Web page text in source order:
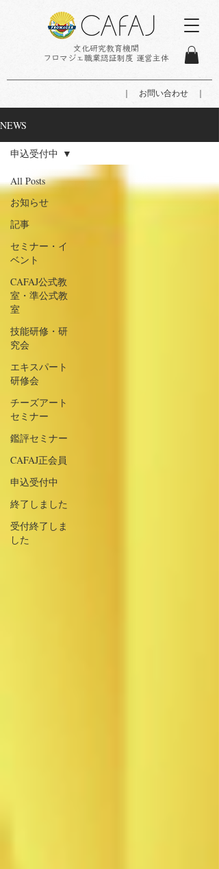
｜ お問い合わせ ｜
文化研究教育機関
フロマジェ職業認証制度 運営主体
NEWS
All Posts
お知らせ
記事
セミナー・イ
ベント
CAFAJ公式教
室・準公式教
室
技能研修・研
究会
エキスパート
研修会
チーズアート
セミナー
鑑評セミナー
CAFAJ正会員
申込受付中
終了しました
受付終了しま
した
申込受付中